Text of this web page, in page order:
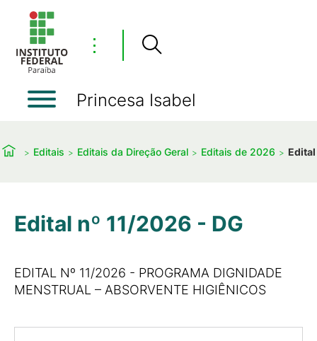
⋮
Princesa Isabel
Editais Editais da Direção Geral Editais de 2026
Edital nº 11/2026 - DG
EDITAL Nº 11/2026 - PROGRAMA DIGNIDADE
MENSTRUAL – ABSORVENTE HIGIÊNICOS